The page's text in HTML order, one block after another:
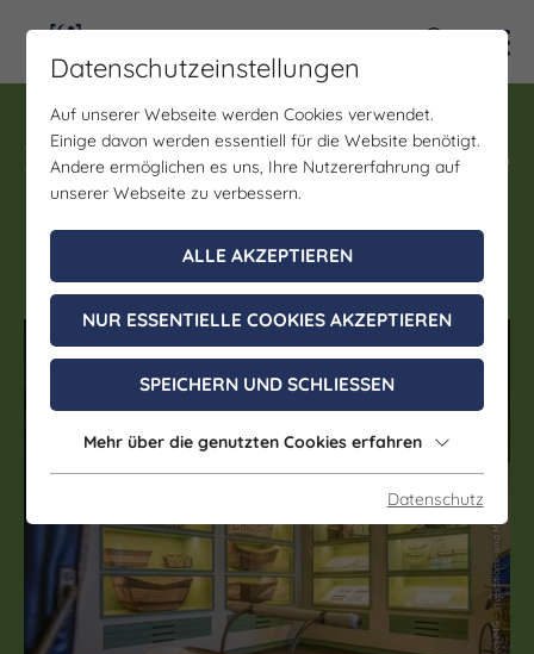
Führung, Eintritt
Führung durch das Deutsche
Kinderwagenmuseum in
Zeitz
(c) IMG – Investitions- und Marketing­gesellschaft Sachsen-Anhalt mbH
Datenschutzeinstellungen
Auf unserer Webseite werden Cookies verwendet.
Einige davon werden essentiell für die Website benötigt.
Andere ermöglichen es uns, Ihre Nutzererfahrung auf
unserer Webseite zu verbessern.
ALLE AKZEPTIEREN
NUR ESSENTIELLE COOKIES AKZEPTIEREN
SPEICHERN UND SCHLIESSEN
Mehr über die genutzten Cookies erfahren
Datenschutz